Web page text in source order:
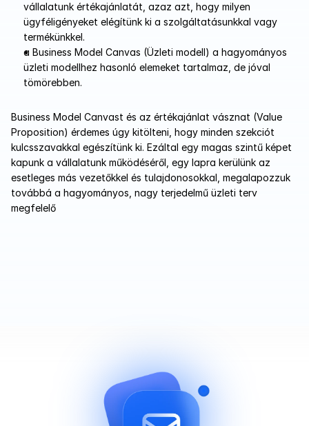
vállalatunk értékajánlatát, azaz azt, hogy milyen
ügyféligényeket elégítünk ki a szolgáltatásunkkal vagy
termékünkkel.
a Business Model Canvas (Üzleti modell) a hagyományos
üzleti modellhez hasonló elemeket tartalmaz, de jóval
tömörebben.
Business Model Canvast és az értékajánlat vásznat (Value
Proposition) érdemes úgy kitölteni, hogy minden szekciót
kulcsszavakkal egészítünk ki. Ezáltal egy magas szintű képet
kapunk a vállalatunk működéséről, egy lapra kerülünk az
esetleges más vezetőkkel és tulajdonosokkal, megalapozzuk
továbbá a hagyományos, nagy terjedelmű üzleti terv
megfelelő